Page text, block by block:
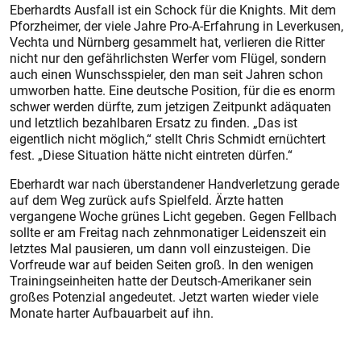
Eberhardts Ausfall ist ein Schock für die Knights. Mit dem
Pforzheimer, der viele Jahre Pro-A-Erfahrung in Leverkusen,
Vechta und Nürnberg gesammelt hat, verlieren die Ritter
nicht nur den gefährlichsten Werfer vom Flügel, sondern
auch einen Wunschsspieler, den man seit Jahren schon
umworben hatte. Eine deutsche Position, für die es enorm
schwer werden dürfte, zum jetzigen Zeitpunkt adäquaten
und letztlich bezahlbaren Ersatz zu finden. „Das ist
eigentlich nicht möglich,“ stellt Chris Schmidt ernüchtert
fest. „Diese Situation hätte nicht eintreten dürfen.“
Eberhardt war nach überstandener Handverletzung gerade
auf dem Weg zurück aufs Spielfeld. Ärzte hatten
vergangene Woche grünes Licht gegeben. Gegen Fellbach
sollte er am Freitag nach zehnmonatiger Leidenszeit ein
letztes Mal pausieren, um dann voll einzusteigen. Die
Vorfreude war auf beiden Seiten groß. In den wenigen
Trainingseinheiten hatte der Deutsch-Amerikaner sein
großes Potenzial angedeutet. Jetzt warten wieder viele
Monate harter Aufbauarbeit auf ihn.